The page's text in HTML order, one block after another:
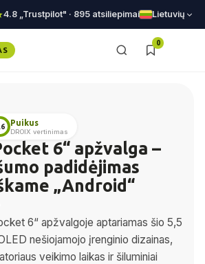
4.8 „Trustpilot" · 895 atsiliepimai Lietuvių
0
Puikus
DROIX vertinimas
6“ apžvalga –
padidėjimas
„Android“
6“ apžvalgoje aptariamas šio 5,5
nešiojamojo įrenginio dizainas,
veikimo laikas ir šiluminiai